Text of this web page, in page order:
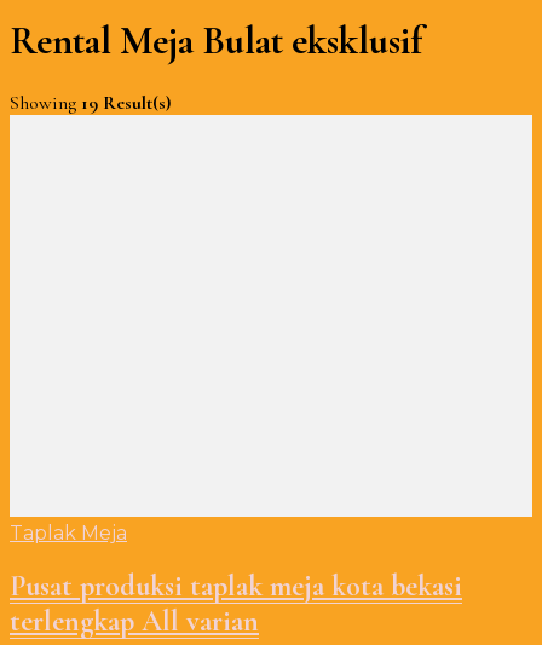
Rental Meja Bulat eksklusif
Showing 19 Result(s)
Taplak Meja
Pusat produksi taplak meja kota bekasi
terlengkap All varian